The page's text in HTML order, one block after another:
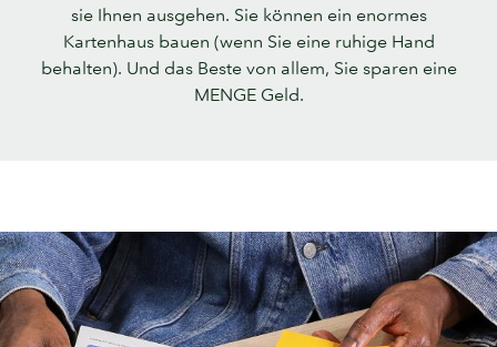
sie Ihnen ausgehen. Sie können ein enormes
Kartenhaus bauen (wenn Sie eine ruhige Hand
behalten). Und das Beste von allem, Sie sparen eine
MENGE Geld.